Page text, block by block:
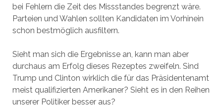
bei Fehlern die Zeit des Missstandes begrenzt wäre.
Parteien und Wahlen sollten Kandidaten im Vorhinein
schon bestmöglich ausfiltern.
Sieht man sich die Ergebnisse an, kann man aber
durchaus am Erfolg dieses Rezeptes zweifeln. Sind
Trump und Clinton wirklich die für das Präsidentenamt
meist qualifizierten Amerikaner? Sieht es in den Reihen
unserer Politiker besser aus?